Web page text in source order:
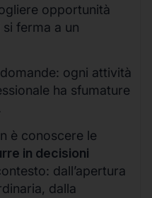
opportunità
ferma a un
ogni attività
ha sfumature
è conoscere le
in decisioni
dall’apertura
dalla